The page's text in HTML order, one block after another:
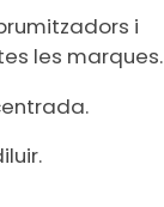
i
les marques.